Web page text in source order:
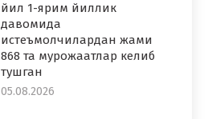
йил 1-ярим йиллик
давомида
истеъмолчилардан жами
868 та мурожаатлар келиб
тушган
05.08.2026